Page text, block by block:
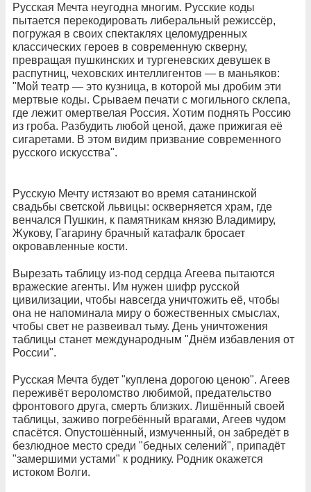
Русская Мечта неугодна многим. Русские коды
пытается перекодировать либеральный режиссёр,
погружая в своих спектаклях целомудренных
классических героев в современную скверну,
превращая пушкинских и тургеневских девушек в
распутниц, чеховских интеллигентов — в маньяков:
"Мой театр — это кузница, в которой мы дробим эти
мертвые коды. Срываем печати с могильного склепа,
где лежит омертвелая Россия. Хотим поднять Россию
из гроба. Разбудить любой ценой, даже прижигая её
сигаретами. В этом видим призвание современного
русского искусства".
Русскую Мечту истязают во время сатанинской
свадьбы светской львицы: оскверняется храм, где
венчался Пушкин, к памятникам князю Владимиру,
Жукову, Гагарину брачный катафалк бросает
окровавленные кости.
Вырезать таблицу из-под сердца Агеева пытаются
вражеские агенты. Им нужен шифр русской
цивилизации, чтобы навсегда уничтожить её, чтобы
она не напоминала миру о божественных смыслах,
чтобы свет не развеивал тьму. День уничтожения
таблицы станет международным "Днём избавления от
России".
Русская Мечта будет "куплена дорогою ценою". Агеев
переживёт вероломство любимой, предательство
фронтового друга, смерть близких. Лишённый своей
таблицы, заживо погребённый врагами, Агеев чудом
спасётся. Опустошённый, измученный, он забредёт в
безлюдное место среди "бедных селений", припадёт
"замершими устами" к роднику. Родник окажется
истоком Волги.